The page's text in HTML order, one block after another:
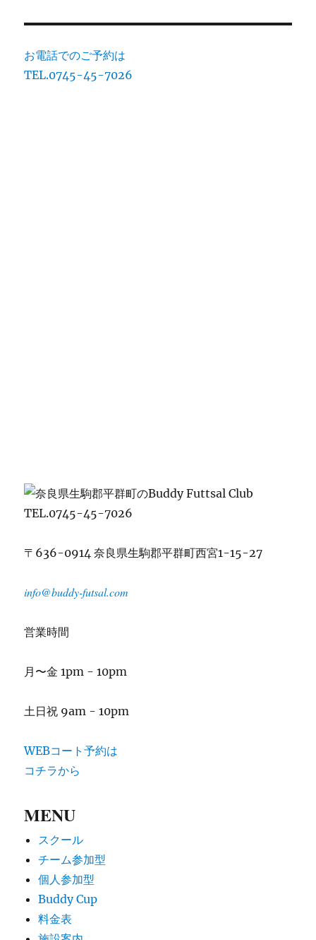
お電話でのご予約は
TEL.0745-45-7026
TEL.0745-45-7026
〒636-0914 奈良県生駒郡平群町西宮1-15-27
info@buddy-futsal.com
営業時間
月〜金 1pm - 10pm
土日祝 9am - 10pm
WEBコート予約は
コチラから
MENU
スクール
チーム参加型
個人参加型
Buddy Cup
料金表